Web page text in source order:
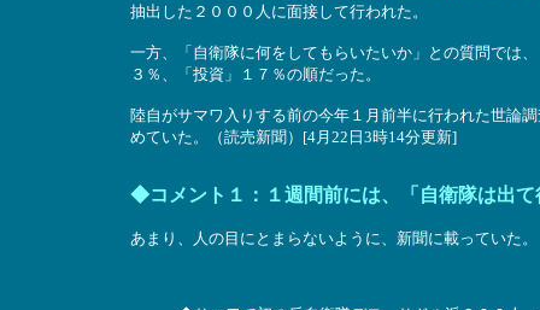
抽出した２０００人に面接して行われた。
一方、「自衛隊に何をしてもらいたいか」との質問では
３％、「投資」１７％の順だった。
陸自がサマワ入りする前の今年１月前半に行われた世論
めていた。（読売新聞）[4月22日3時14分更新]
◆コメント１：１週間前には、「自衛隊は出
あまり、人の目にとまらないように、新聞に載っていた。